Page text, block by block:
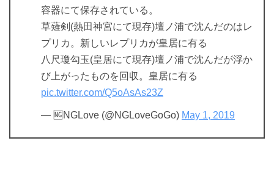
容器にて保存されている。
草薙剣(熱田神宮にて現存)壇ノ浦で沈んだのはレ
プリカ。新しいレプリカが皇居に有る
八尺瓊勾玉(皇居にて現存)壇ノ浦で沈んだが浮か
び上がったものを回収。皇居に有る
pic.twitter.com/Q5oAsAs23Z
— 🆖NGLove (@NGLoveGoGo) May 1, 2019